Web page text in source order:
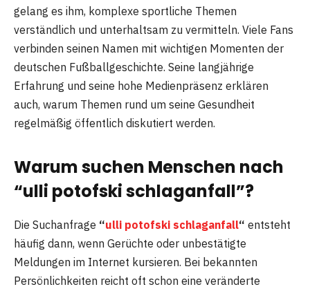
gelang es ihm, komplexe sportliche Themen
verständlich und unterhaltsam zu vermitteln. Viele Fans
verbinden seinen Namen mit wichtigen Momenten der
deutschen Fußballgeschichte. Seine langjährige
Erfahrung und seine hohe Medienpräsenz erklären
auch, warum Themen rund um seine Gesundheit
regelmäßig öffentlich diskutiert werden.
Warum suchen Menschen nach
“ulli potofski schlaganfall”?
Die Suchanfrage “ulli potofski schlaganfall“ entsteht
häufig dann, wenn Gerüchte oder unbestätigte
Meldungen im Internet kursieren. Bei bekannten
Persönlichkeiten reicht oft schon eine veränderte